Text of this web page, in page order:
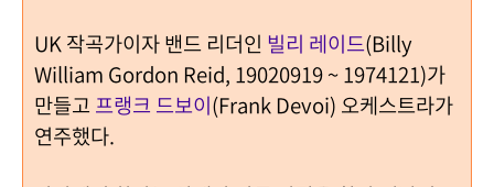
UK 작곡가이자 밴드 리더인 빌리 레이드(Billy
William Gordon Reid, 19020919 ~ 1974121)가
만들고 프랭크 드보이(Frank Devoi) 오케스트라가
연주했다.